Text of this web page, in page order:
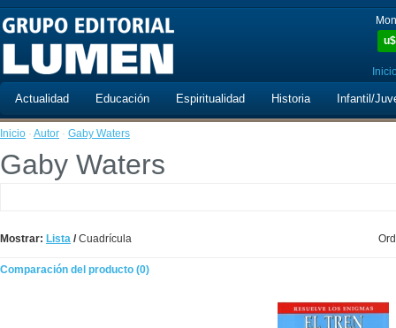
u$
Actualidad Educación Espiritualidad Historia Infantil/
Inicio · Autor · Gaby Waters
Gaby Waters
Mostrar: Lista /Cuadrícula
Comparación del producto (0)